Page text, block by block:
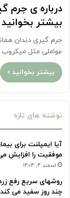
درباره ی جرم
بیشتر بخوانید
جرم گیری دندان
عواملی مثل
بیشتر بخوانید »
نوشته های تازه
آیا ایمپلنت برای
موفقیت را افزایش
اسفند 4, 1404
روشهای سریع رفع
چند روز سفید می کند